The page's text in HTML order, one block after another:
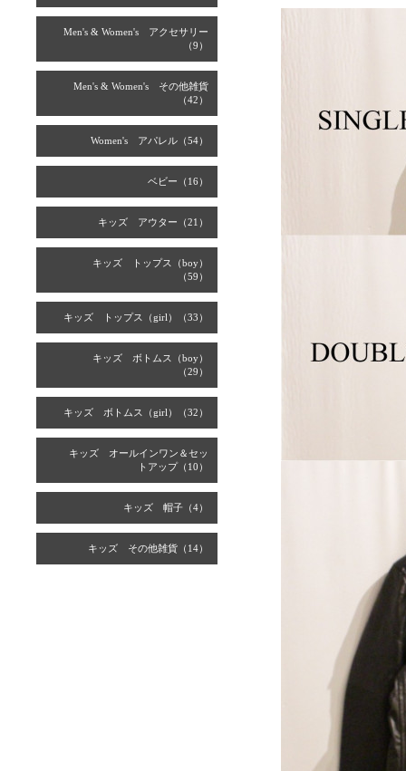
Men's & Women's アクセサリー
（9）
Men's & Women's その他雑貨
（42）
Women's アパレル（54）
ベビー（16）
キッズ アウター（21）
キッズ トップス（boy）
（59）
キッズ トップス（girl）（33）
キッズ ボトムス（boy）
（29）
キッズ ボトムス（girl）（32）
キッズ オールインワン＆セッ
トアップ（10）
キッズ 帽子（4）
キッズ その他雑貨（14）